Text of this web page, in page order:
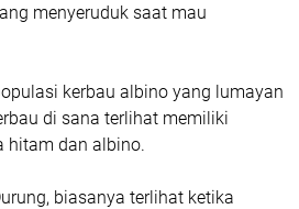
menyeruduk saat mau
kerbau albino yang lumayan
di sana terlihat memiliki
hitam dan albino.
biasanya terlihat ketika